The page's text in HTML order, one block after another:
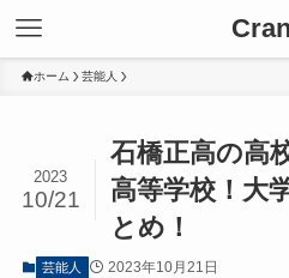
ホーム 芸能人
石橋正高の高
高等学校！大
とめ！
2023
10/21
芸能人 2023年10月21日